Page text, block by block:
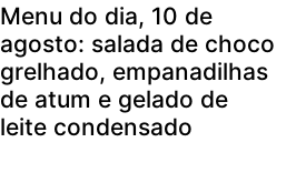
Menu do dia, 10 de
agosto: salada de choco
grelhado, empanadilhas
de atum e gelado de
leite condensado